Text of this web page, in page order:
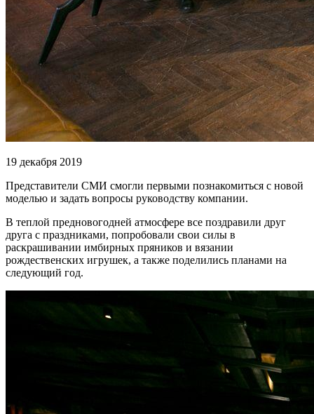
19 декабря 2019
Представители СМИ смогли первыми познакомиться с новой
моделью и задать вопросы руководству компании.
В теплой предновогодней атмосфере все поздравили друг
друга с праздниками, попробовали свои силы в
раскрашивании имбирных пряников и вязании
рождественских игрушек, а также поделились планами на
следующий год.